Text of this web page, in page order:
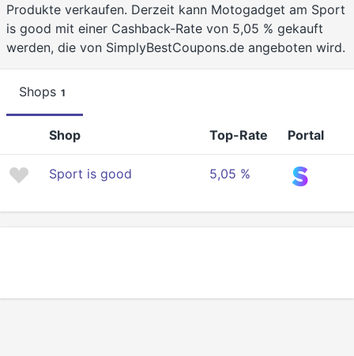
Produkte verkaufen. Derzeit kann Motogadget am Sport
is good mit einer Cashback-Rate von 5,05 % gekauft
werden, die von SimplyBestCoupons.de angeboten wird.
Shops 1
Shop Top-Rate Portal
Sport is good 5,05 %